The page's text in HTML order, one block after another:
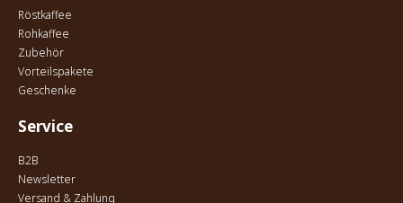
Röstkaffee
Rohkaffee
Zubehör
Vorteilspakete
Geschenke
Service
B2B
Newsletter
Versand & Zahlung